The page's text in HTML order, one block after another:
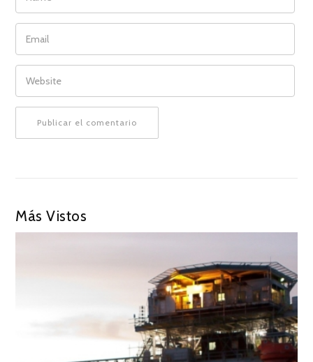
EMAIL
WEBSITE
Más Vistos